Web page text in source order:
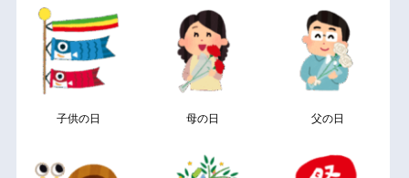
子供の日 母の日 父の日